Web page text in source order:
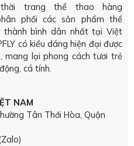
thời trang thể thao hàng
phối các sản phẩm thể
bình dân nhất tại Việt
có kiểu dáng hiện đại được
lại phong cách tươi trẻ
cá tính.
NAM
Tân Thới Hòa, Quận